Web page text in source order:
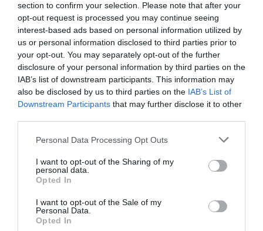
section to confirm your selection. Please note that after your
opt-out request is processed you may continue seeing
interest-based ads based on personal information utilized by
us or personal information disclosed to third parties prior to
your opt-out. You may separately opt-out of the further
disclosure of your personal information by third parties on the
IAB’s list of downstream participants. This information may
also be disclosed by us to third parties on the IAB’s List of
Downstream Participants that may further disclose it to other
Please note that this website/app uses one or more Google
not limited to your visit or usage behaviour. You may click to
grant or deny consent to Google and its third-party tags to
use your data for below specified purposes in below Google
consent section.
Personal Data Processing Opt Outs
I want to opt-out of the Sharing of my
personal data.
Opted In
I want to opt-out of the Sale of my
Personal Data.
Opted In
mobiltás csomag árak